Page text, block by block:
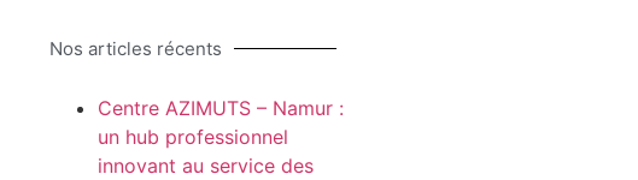
Nos articles récents
Centre AZIMUTS – Namur :
un hub professionnel
innovant au service des